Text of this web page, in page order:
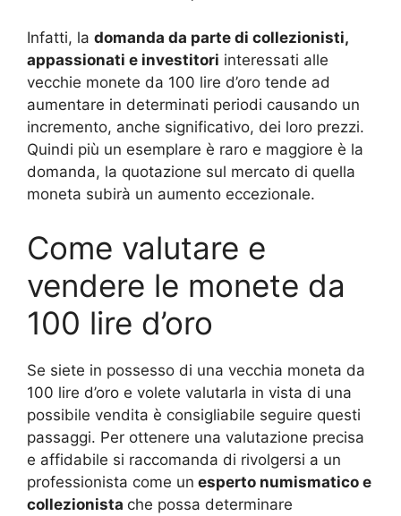
Infatti, la domanda da parte di collezionisti,
appassionati e investitori interessati alle
vecchie monete da 100 lire d’oro tende ad
aumentare in determinati periodi causando un
incremento, anche significativo, dei loro prezzi.
Quindi più un esemplare è raro e maggiore è la
domanda, la quotazione sul mercato di quella
moneta subirà un aumento eccezionale.
Come valutare e
vendere le monete da
100 lire d’oro
Se siete in possesso di una vecchia moneta da
100 lire d’oro e volete valutarla in vista di una
possibile vendita è consigliabile seguire questi
passaggi. Per ottenere una valutazione precisa
e affidabile si raccomanda di rivolgersi a un
professionista come un esperto numismatico e
collezionista che possa determinare